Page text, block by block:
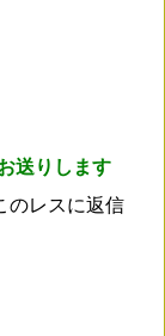
送りします
のレスに返信